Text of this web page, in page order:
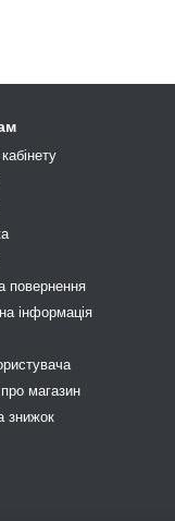
повернення
інформація
про магазин
знижок